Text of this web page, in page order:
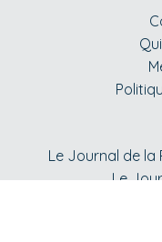
Le Journal de la
Le